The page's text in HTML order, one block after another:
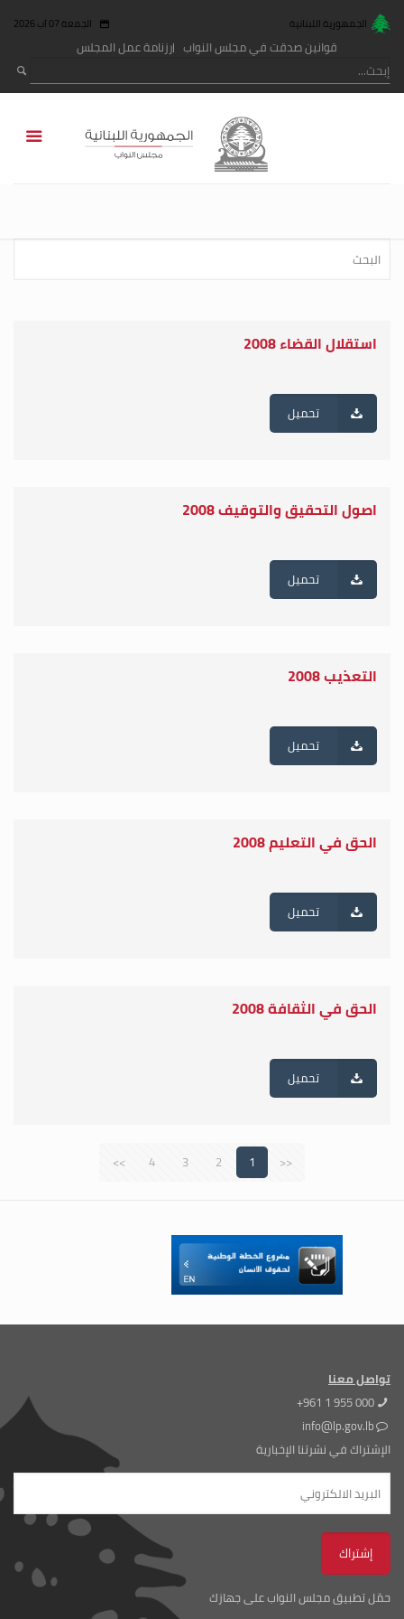
الجمهورية اللبنانية الجمعة 07 آب 2026
قوانين صدقت في مجلس النواب رزنامة عمل المجلس
استقلال القضاء 2008
تحميل
اصول التحقيق والتوقيف 2008
تحميل
التعذيب 2008
تحميل
الحق في التعليم 2008
تحميل
الحق في الثقافة 2008
تحميل
<<
1
2
3
4
>>
تواصل معنا
+961 1 955 000
info@lp.gov.lb
الإشتراك في نشرتنا الإخبارية
حمّل تطبيق مجلس النواب على جهازك